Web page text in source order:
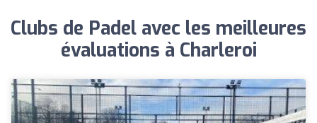
Clubs de Padel avec les meilleures
évaluations à Charleroi